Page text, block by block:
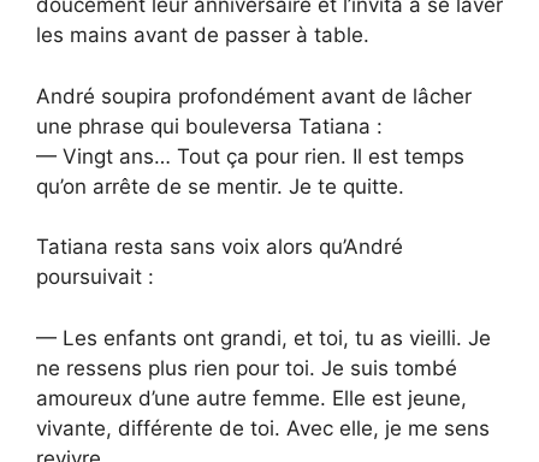
doucement leur anniversaire et l’invita à se laver
les mains avant de passer à table.
André soupira profondément avant de lâcher
une phrase qui bouleversa Tatiana :
— Vingt ans… Tout ça pour rien. Il est temps
qu’on arrête de se mentir. Je te quitte.
Tatiana resta sans voix alors qu’André
poursuivait :
— Les enfants ont grandi, et toi, tu as vieilli. Je
ne ressens plus rien pour toi. Je suis tombé
amoureux d’une autre femme. Elle est jeune,
vivante, différente de toi. Avec elle, je me sens